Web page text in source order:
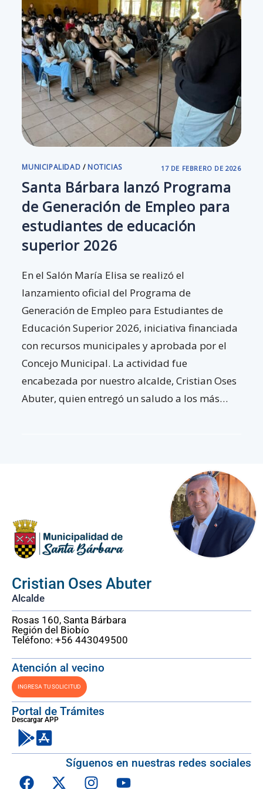
MUNICIPALIDAD / NOTICIAS
Santa Bárbara lanzó Programa
de Generación de Empleo para
estudiantes de educación
superior 2026
En el Salón María Elisa se realizó el
lanzamiento oficial del Programa de
Generación de Empleo para Estudiantes de
Educación Superior 2026, iniciativa financiada
con recursos municipales y aprobada por el
Concejo Municipal. La actividad fue
encabezada por nuestro alcalde, Cristian Oses
Abuter, quien entregó un saludo a los más…
17 DE FEBRERO DE 2026
Cristian Oses Abuter
Alcalde
Rosas 160, Santa Bárbara
Región del Biobío
Teléfono: +56 443049500
Atención al vecino
INGRESA TU SOLICITUD
Portal de Trámites
Descargar APP
Síguenos en nuestras redes sociales